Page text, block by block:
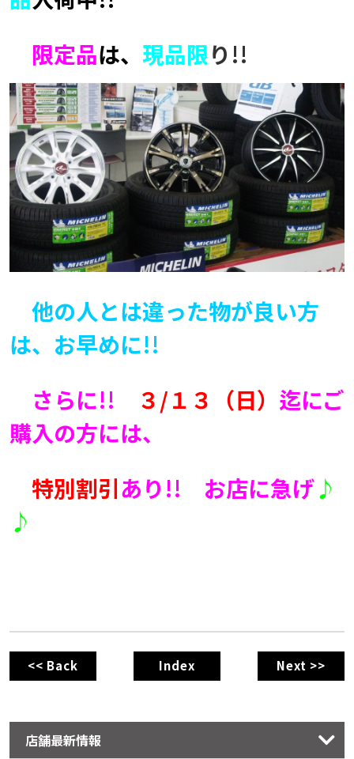
限定品は、 現品限り !!
他の人とは違った物が良い方
は、お早めに!!
さらに!!
３/１３（日） 迄にご
購入の方には、
特別割引あり!! お店に急げ♪
♪
<< Back Index Next >>
店舗最新情報